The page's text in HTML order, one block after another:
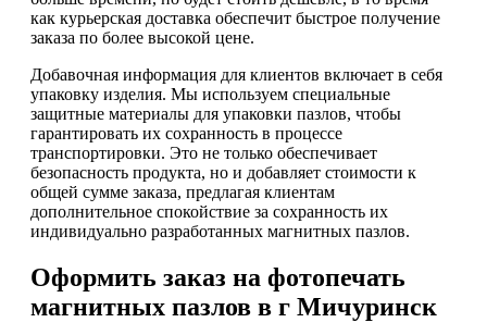
как курьерская доставка обеспечит быстрое получение
заказа по более высокой цене.
Добавочная информация для клиентов включает в себя
упаковку изделия. Мы используем специальные
защитные материалы для упаковки пазлов, чтобы
гарантировать их сохранность в процессе
транспортировки. Это не только обеспечивает
безопасность продукта, но и добавляет стоимости к
общей сумме заказа, предлагая клиентам
дополнительное спокойствие за сохранность их
индивидуально разработанных магнитных пазлов.
Оформить заказ на фотопечать
магнитных пазлов в г Мичуринск